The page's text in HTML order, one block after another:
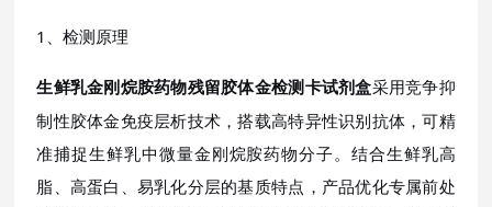
1、检测原理
生鲜乳金刚烷胺药物残留胶体金检测卡试剂盒采用竞争抑
制性胶体金免疫层析技术，搭载高特异性识别抗体，可精
准捕捉生鲜乳中微量金刚烷胺药物分子。结合生鲜乳高
脂、高蛋白、易乳化分层的基质特点，产品优化专属前处